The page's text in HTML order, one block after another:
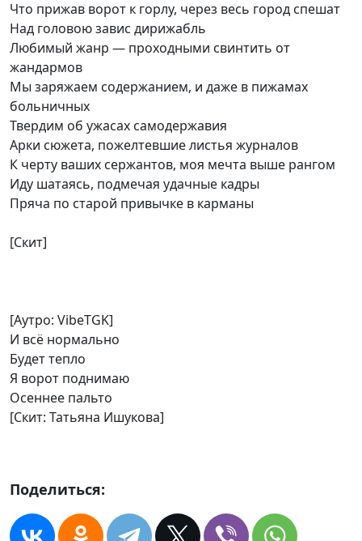
Что прижав ворот к горлу, через весь город спешат
Над головою завис дирижабль
Любимый жанр — проходными свинтить от
жандармов
Мы заряжаем содержанием, и даже в пижамах
больничных
Твердим об ужасах самодержавия
Арки сюжета, пожелтевшие листья журналов
К черту ваших сержантов, моя мечта выше рангом
Иду шатаясь, подмечая удачные кадры
Пряча по старой привычке в карманы
[Скит]
[Аутро: VibeTGK]
И всё нормально
Будет тепло
Я ворот поднимаю
Осеннее пальто
[Скит: Татьяна Ишукова]
Поделиться: